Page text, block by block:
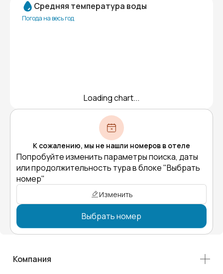
Средняя температура воды
Погода на весь год
Loading chart...
К сожалению, мы не нашли номеров в отеле
Попробуйте изменить параметры поиска, даты
или продолжительность тура в блоке "Выбрать
номер"
Изменить
Выбрать номер
Компания